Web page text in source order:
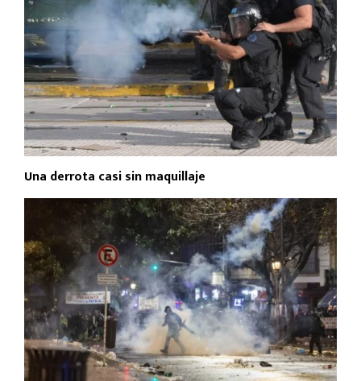
Una derrota casi sin maquillaje